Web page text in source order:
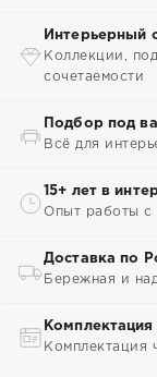
Интерьерный
Коллекции,
сочетаемости
Подбор под
Всё для
15+ лет в
Опыт работы с
Доставка по
Бережная и
Комплектация